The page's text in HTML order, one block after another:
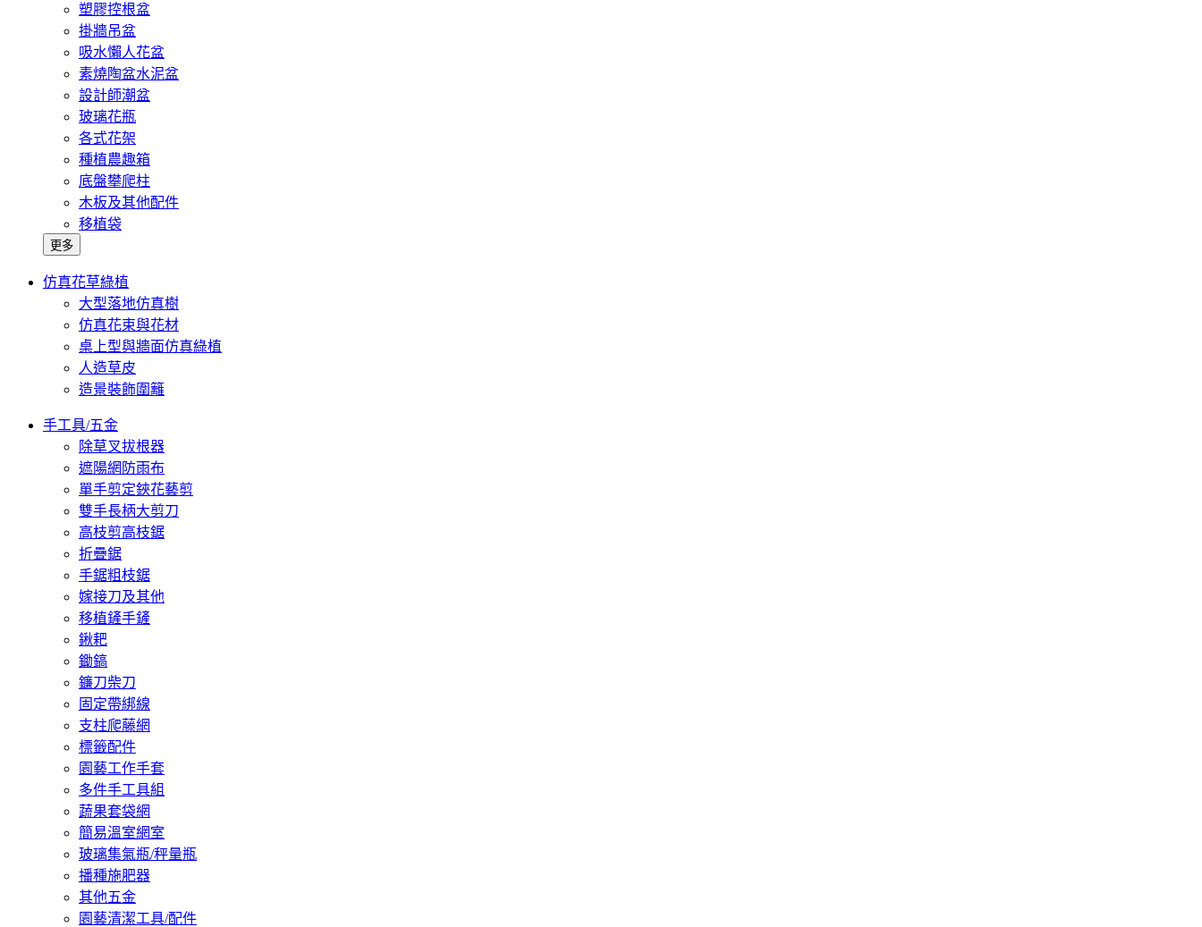
塑膠控根盆
掛牆吊盆
吸水懶人花盆
素燒陶盆水泥盆
設計師潮盆
玻璃花瓶
各式花架
種植農趣箱
底盤攀爬柱
木板及其他配件
移植袋
更多
仿真花草綠植
大型落地仿真樹
仿真花束與花材
桌上型與牆面仿真綠植
人造草皮
造景裝飾圍籬
手工具/五金
除草叉拔根器
遮陽網防雨布
單手剪定鋏花藝剪
雙手長柄大剪刀
高枝剪高枝鋸
折疊鋸
手鋸粗枝鋸
嫁接刀及其他
移植鏟手鏟
鍬耙
鋤鎬
鐮刀柴刀
固定帶綁線
支柱爬藤網
標籤配件
園藝工作手套
多件手工具組
蔬果套袋網
簡易溫室網室
玻璃集氣瓶/秤量瓶
播種施肥器
其他五金
園藝清潔工具/配件